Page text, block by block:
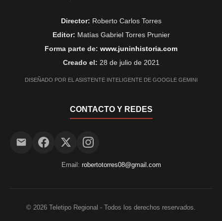
Director: Roberto Carlos Torres
Editor: Matías Gabriel Torres Prunier
Forma parte de: www.juninhistoria.com
Creado el: 28 de julio de 2021
DISEÑADO POR EL ASISTENTE INTELIGENTE DE GOOGLE GEMINI
CONTACTO Y REDES
Email: robertotorres08@gmail.com
© 2026 Teletipo Regional - Todos los derechos reservados.